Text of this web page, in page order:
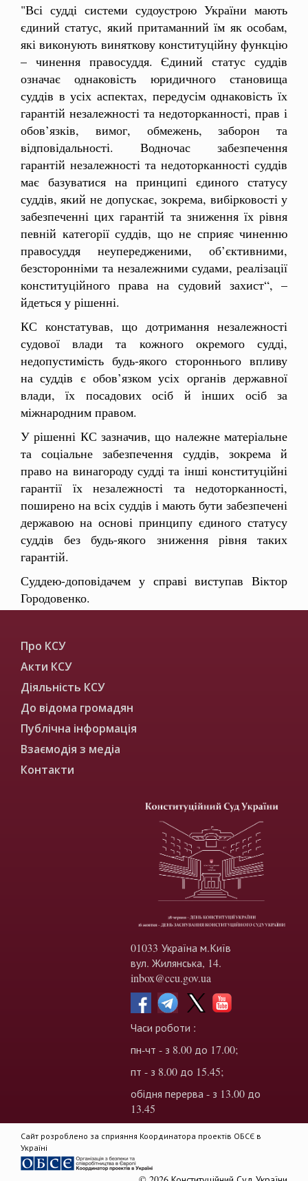
"Всі судді системи судоустрою України мають
єдиний статус, який притаманний їм як особам,
які виконують виняткову конституційну функцію
– чинення правосуддя. Єдиний статус суддів
означає однаковість юридичного становища
суддів в усіх аспектах, передусім однаковість їх
гарантій незалежності та недоторканності, прав і
обов’язків, вимог, обмежень, заборон та
відповідальності. Водночас забезпечення
гарантій незалежності та недоторканності суддів
має базуватися на принципі єдиного статусу
суддів, який не допускає, зокрема, вибірковості у
забезпеченні цих гарантій та зниження їх рівня
певній категорії суддів, що не сприяє чиненню
правосуддя неупередженими, об’єктивними,
безсторонніми та незалежними судами, реалізації
конституційного права на судовий захист“, –
йдеться у рішенні.
КС констатував, що дотримання незалежності
судової влади та кожного окремого судді,
недопустимість будь-якого стороннього впливу
на суддів є обов’язком усіх органів державної
влади, їх посадових осіб й інших осіб за
міжнародним правом.
У рішенні КС зазначив, що належне матеріальне
та соціальне забезпечення суддів, зокрема й
право на винагороду судді та інші конституційні
гарантії їх незалежності та недоторканності,
поширено на всіх суддів і мають бути забезпечені
державою на основі принципу єдиного статусу
суддів без будь-якого зниження рівня таких
гарантій.
Суддею-доповідачем у справі виступав Віктор
Городовенко.
Про КСУ
Акти КСУ
Діяльність КСУ
До відома громадян
Публічна інформація
Взаємодія з медіа
Контакти
01033 Україна м.Київ
вул. Жилянська, 14.
inbox@ccu.gov.ua
Часи роботи :
пн-чт - з 8.00 до 17.00;
пт - з 8.00 до 15.45;
обідня перерва - з 13.00 до
13.45
Сайт розроблено за сприяння Координатора проектів ОБСЄ в
Україні